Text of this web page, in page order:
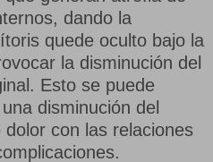
dando la
quede oculto bajo la
la disminución del
Esto se puede
disminución del
con las relaciones